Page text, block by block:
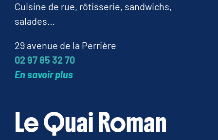
Cuisine de rue, rôtisserie, sandwichs,
salades…
29 avenue de la Perrière
02 97 85 32 70
En savoir plus
Le Quai Roman